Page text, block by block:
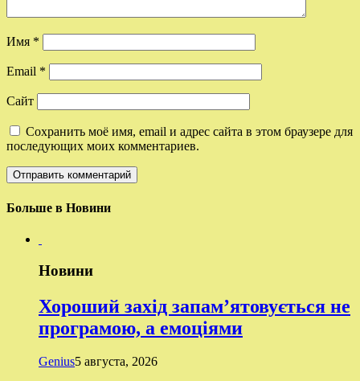
Имя *
Email *
Сайт
Сохранить моё имя, email и адрес сайта в этом браузере для
последующих моих комментариев.
Больше в Новини
Новини
Хороший захід запам’ятовується не
програмою, а емоціями
Genius5 августа, 2026